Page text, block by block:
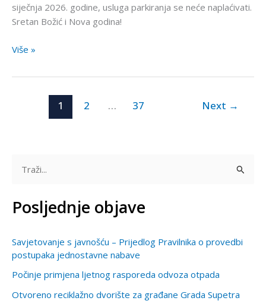
siječnja 2026. godine, usluga parkiranja se neće naplaćivati.
Sretan Božić i Nova godina!
Više »
1 2 … 37 Next →
a
i
:
Posljednje objave
Savjetovanje s javnošću – Prijedlog Pravilnika o provedbi
postupaka jednostavne nabave
Počinje primjena ljetnog rasporeda odvoza otpada
Otvoreno reciklažno dvorište za građane Grada Supetra